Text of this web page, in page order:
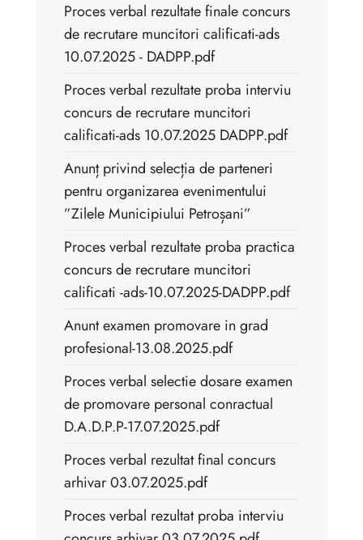
Proces verbal rezultate finale concurs
de recrutare muncitori calificati-ads
10.07.2025 - DADPP.pdf
Proces verbal rezultate proba interviu
concurs de recrutare muncitori
calificati-ads 10.07.2025 DADPP.pdf
Anunț privind selecția de parteneri
pentru organizarea evenimentului
”Zilele Municipiului Petroșani”
Proces verbal rezultate proba practica
concurs de recrutare muncitori
calificati -ads-10.07.2025-DADPP.pdf
Anunt examen promovare in grad
profesional-13.08.2025.pdf
Proces verbal selectie dosare examen
de promovare personal conractual
D.A.D.P.P-17.07.2025.pdf
Proces verbal rezultat final concurs
arhivar 03.07.2025.pdf
Proces verbal rezultat proba interviu